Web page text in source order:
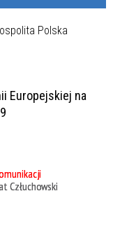
Europejskiej na
Człuchowski